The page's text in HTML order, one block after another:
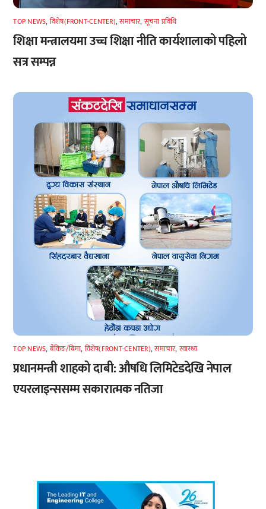
TOP NEWS, विशेष(FRONT-CENTER),समाचार, सूचना प्रविधि
शिक्षा मन्त्रालयमा उच्च शिक्षा नीति कार्यशालाको पहिलो
सत्र सम्पन्न
TOP NEWS, बैंकिङ/बिमा, विशेष(FRONT-CENTER),समाचार, स्वास्थ्य
प्रधानमन्त्री शाहको दाबी: औषधि लिमिटेडदेखि नेपाल
एयरलाइन्ससम्म सकारात्मक नतिजा